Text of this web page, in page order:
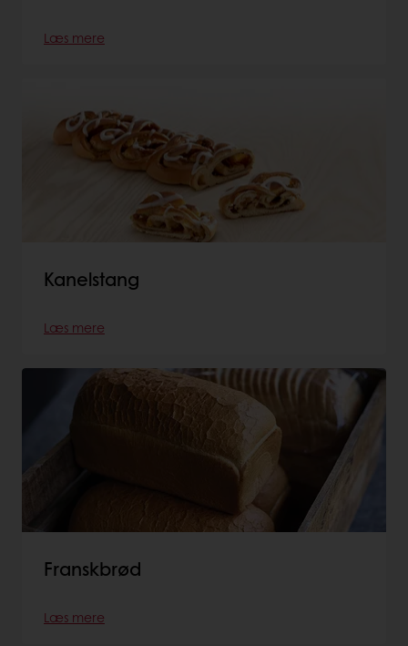
Læs mere
Kanelstang
Læs mere
Franskbrød
Læs mere